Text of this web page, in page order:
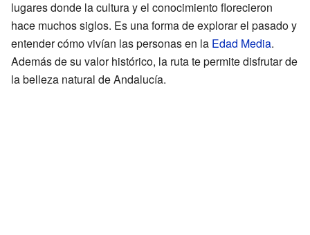
lugares donde la cultura y el conocimiento florecieron
hace muchos siglos. Es una forma de explorar el pasado y
entender cómo vivían las personas en la Edad Media.
Además de su valor histórico, la ruta te permite disfrutar de
la belleza natural de Andalucía.